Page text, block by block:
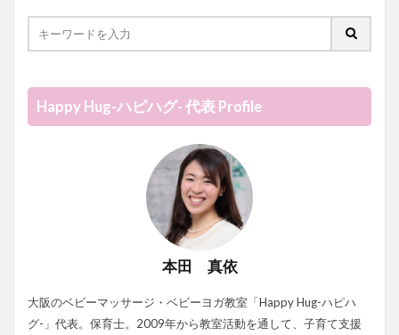
Happy Hug-ハピハグ- 代表 Profile
本田 真依
大阪のベビーマッサージ・ベビーヨガ教室「Happy Hug-ハピハ
グ-」代表。保育士。2009年から教室活動を通して、子育て支援